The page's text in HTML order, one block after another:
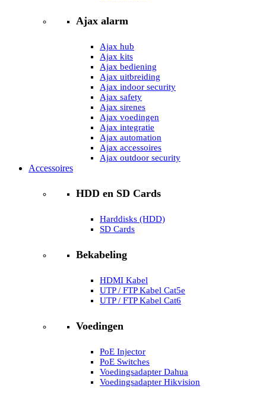
Ajax alarm
Ajax hub
Ajax kits
Ajax bediening
Ajax uitbreiding
Ajax indoor security
Ajax safety
Ajax sirenes
Ajax voedingen
Ajax integratie
Ajax automation
Ajax accessoires
Ajax outdoor security
Accessoires
HDD en SD Cards
Harddisks (HDD)
SD Cards
Bekabeling
HDMI Kabel
UTP / FTP Kabel Cat5e
UTP / FTP Kabel Cat6
Voedingen
PoE Injector
PoE Switches
Voedingsadapter Dahua
Voedingsadapter Hikvision